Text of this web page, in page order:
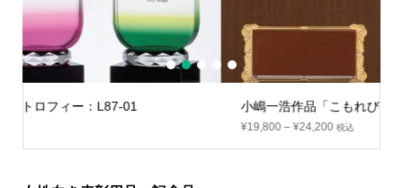
小嶋一浩作品「こもれび」：CC-5614
1 2 3 5